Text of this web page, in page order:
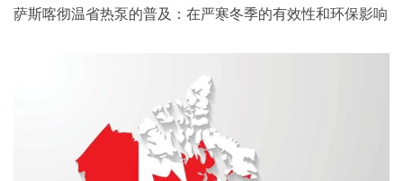
萨斯喀彻温省热泵的普及：在严寒冬季的有效性和环保影响